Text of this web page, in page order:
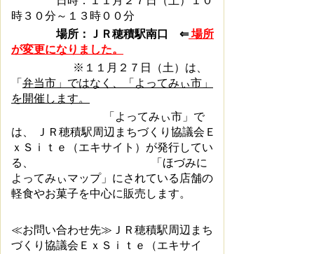
時３０分～１３時００分
場所：
ＪＲ穂積駅南口 ⇐場所
が変更になりました。
※１１月２７日（土）は、
「 弁当市」 ではなく、「よってみぃ市」
を開催します。
「よってみぃ市」で
は、
ＪＲ穂積駅周辺まちづくり協議会Ｅ
ｘＳｉｔｅ（エキサイト）が発行してい
る、
「ほづみに
よってみぃマップ」にされている店舗の
軽食やお菓子を中心に販売します。
≪お問い合わせ先≫ＪＲ穂積駅周辺まち
づくり協議会ＥｘＳｉｔｅ（エキサイ